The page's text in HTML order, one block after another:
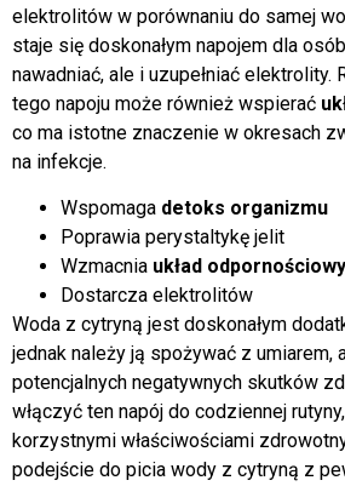
elektrolitów w porównaniu do samej
staje się doskonałym napojem dla
nawadniać, ale i uzupełniać elektrolity.
tego napoju może również wspierać
co ma istotne znaczenie w okresach
na infekcje.
Wspomaga detoks organizmu
Poprawia perystaltykę jelit
Wzmacnia układ odpornościowy
Dostarcza elektrolitów
Woda z cytryną jest doskonałym
jednak należy ją spożywać z umiarem,
potencjalnych negatywnych skutków
włączyć ten napój do codziennej
korzystnymi właściwościami
podejście do picia wody z cytryną z